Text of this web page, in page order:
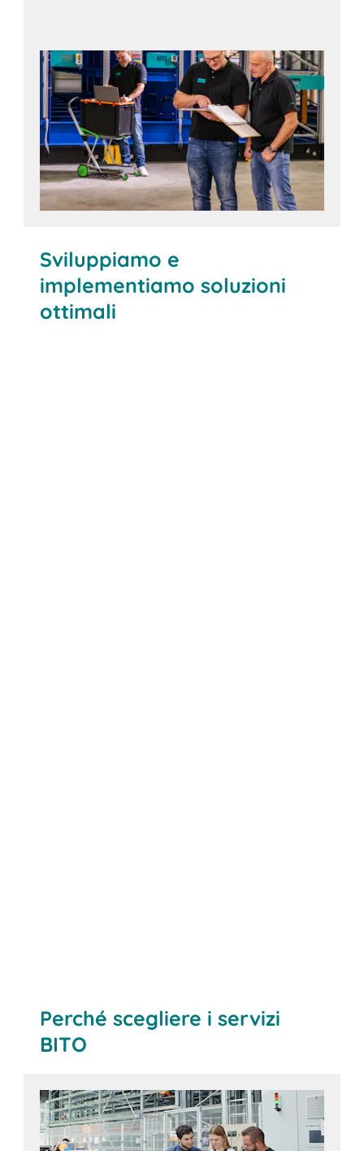
Per saperne di più
Sviluppiamo e
implementiamo soluzioni
ottimali
Perché scegliere i servizi
BITO